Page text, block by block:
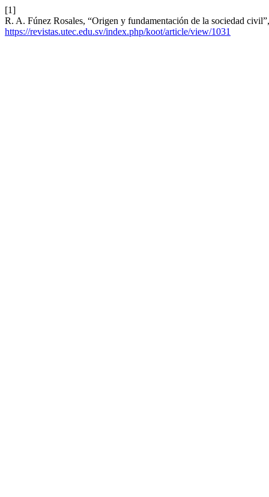
[1]
R. A. Fúnez Rosales, “Origen y fundamentación de la sociedad
https://revistas.utec.edu.sv/index.php/koot/article/view/1031